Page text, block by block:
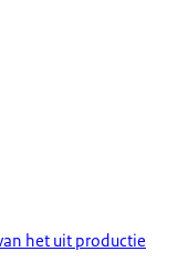
het uit productie